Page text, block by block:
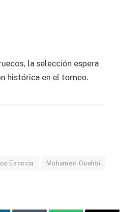
la selección espera
histórica en el torneo.
Escocia Mohamed Ouahbi